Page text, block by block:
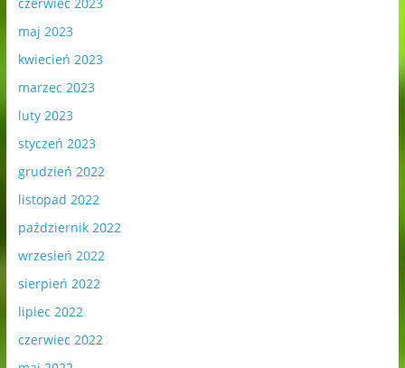
czerwiec 2023
maj 2023
kwiecień 2023
marzec 2023
luty 2023
styczeń 2023
grudzień 2022
listopad 2022
październik 2022
wrzesień 2022
sierpień 2022
lipiec 2022
czerwiec 2022